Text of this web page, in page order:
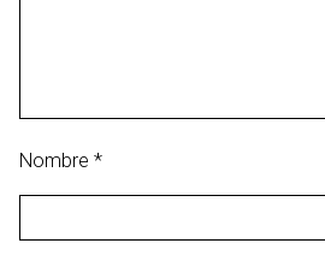
Nombre *